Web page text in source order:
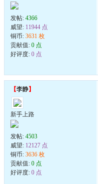
发帖: 4366
威望: 11944 点
铜币: 3631 枚
贡献值: 0 点
好评度: 0 点
【李静】
新手上路
发帖: 4503
威望: 12127 点
铜币: 3636 枚
贡献值: 0 点
好评度: 0 点